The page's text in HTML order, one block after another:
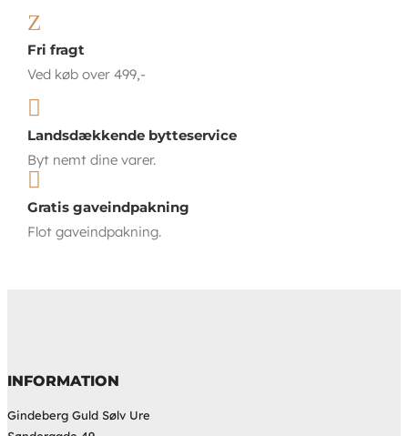
Z
Fri fragt
Ved køb over 499,-

Landsdækkende bytteservice
Byt nemt dine varer.

Gratis gaveindpakning
Flot gaveindpakning.
INFORMATION
Gindeberg Guld Sølv Ure